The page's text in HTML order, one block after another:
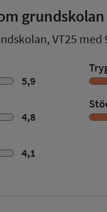
grundskolan
VT25 med
5,9
4,8
4,1